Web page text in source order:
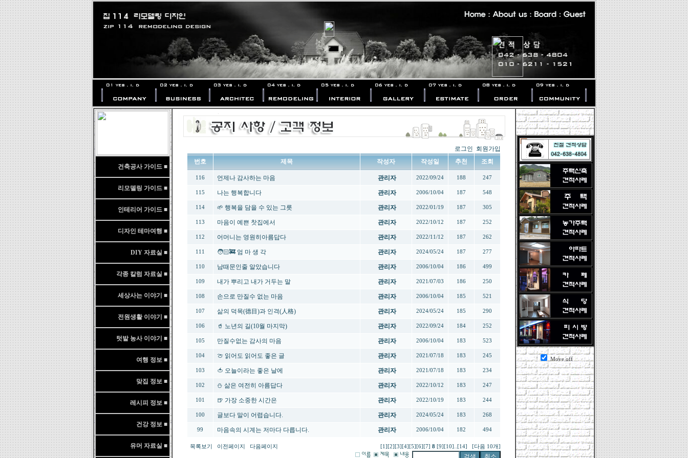
건축공사 가이드 ■
리모델링 가이드 ■
인테리어 가이드 ■
디자인 테마여행 ■
DIY 자료실 ■
각종 칼럼 자료실 ■
세상사는 이야기 ■
전원생활 이야기 ■
텃밭 농사 이야기 ■
여행 정보 ■
맞집 정보 ■
레시피 정보 ■
건강 정보 ■
유머 자료실 ■
로그인 회원가입
번호
제목 작성자 작성일 추천 조회
116 언제나 감사하는 마음 관리자 2022/09/24 188 247
115 나는 행복합니다 관리자 2006/10/04 187 548
114 🌱 행복을 담을 수 있는 그릇 관리자 2022/01/19 187 305
113 마음이 예쁜 찻집에서 관리자 2022/10/12 187 252
112 어머니는 영원히아름답다 관리자 2022/11/12 187 262
111 🧑🏻‍🚒 엄 마 생 각 관리자 2024/05/24 187 277
110 남때문인줄 알았습니다 관리자 2006/10/04 186 499
109 내가 뿌리고 내가 거두는 말 관리자 2021/07/03 186 250
108 손으로 만질수 없는 마음 관리자 2006/10/04 185 521
107 삶의 덕목(德目)과 인격(人格) 관리자 2024/05/24 185 290
106 🥤 노년의 길(10월 마지막) 관리자 2022/09/24 184 252
105 만질수없는 감사의 마음 관리자 2006/10/04 183 523
104 🍈 읽어도 읽어도 좋은 글 관리자 2021/07/18 183 245
103 🍅 오늘이라는 좋은 날에 관리자 2021/07/18 183 234
102 ⛄ 삶은 여전히 아름답다 관리자 2022/10/12 183 247
101 🍺 가장 소중한 시간은 관리자 2022/10/19 183 244
100 글보다 말이 어렵습니다. 관리자 2024/05/24 183 268
99 마음속의 시계는 저마다 다릅니다. 관리자 2006/10/04 182 494
목록보기 이전페이지 다음페이지 [1] [2] [3] [4] [5] [6] [7] 8 [9] [10] [14] [다음 10개]
Move off